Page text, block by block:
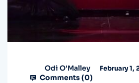
Odi O'Malley February 1,
Comments (0)